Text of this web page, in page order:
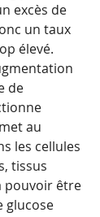
excès de
un taux
élevé.
de
au
les cellules
tissus
pouvoir être
glucose